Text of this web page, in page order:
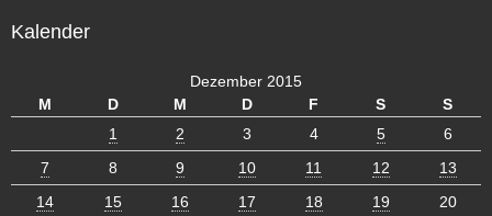
h
Kalender
Dezember 2015
M
D M D F S S
1 2 3 4 5
6
7
8 9 10 11 12
13
14
15 16 17 18 19
20